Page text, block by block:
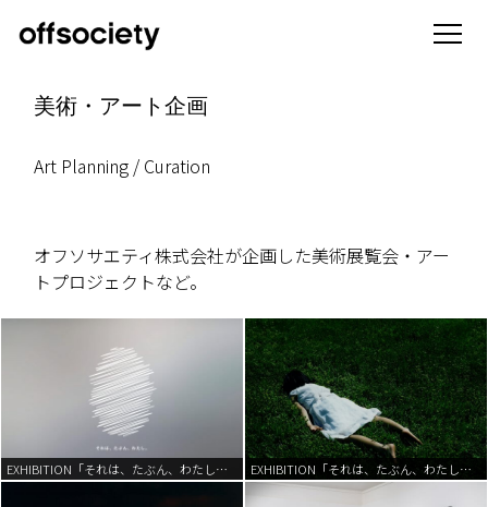
美術・アート企画
Art Planning / Curation
オフソサエティ株式会社が企画した美術展覧会・アー
トプロジェクトなど。
EXHIBITION「それは、たぶん、わたし。」 | 2022 EXHIBITION「それは、たぶん、わたし。」 | 2022